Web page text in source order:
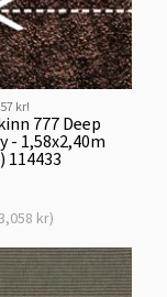
kr!
777 Deep
- 1,58x2,40m
114433
kr)